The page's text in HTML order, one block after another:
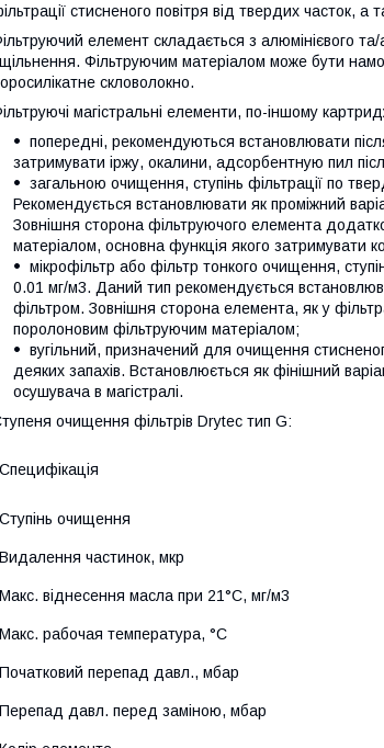
стисненого повітря від твердих часток, а
елемент складається з алюмінієвого
Фільтруючим матеріалом може бути
скловолокно.
магістральні елементи, по-іншому
попередні, рекомендуються встановлювати
затримувати іржу, окалини, адсорбентную пил
загальною очищення, ступінь фільтрації по
Рекомендується встановлювати як проміжний
Зовнішня сторона фільтруючого елемента
матеріалом, основна функція якого затримувати
мікрофільтр або фільтр тонкого очищення,
0.01 мг/м3. Даний тип рекомендується
фільтром. Зовнішня сторона елемента, як у
поролоновим фільтруючим матеріалом;
вугільний, призначений для очищення
деяких запахів. Встановлюється як фінішний
осушувача в магістралі.
очищення фільтрів Drytec тип G:
Специфікація
Ступінь очищення
Видалення частинок, мкр
Макс. віднесення масла при 21°C, мг/м3
Макс. рабочая температура, °C
Початковий перепад давл., мбар
Перепад давл. перед заміною, мбар